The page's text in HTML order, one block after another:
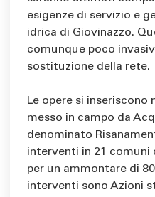
esigenze di servizio e
idrica di Giovinazzo.
comunque poco
sostituzione della rete.
Le opere si inseriscono
messo in campo da
denominato
interventi in 21
per un ammontare di
interventi sono Azioni